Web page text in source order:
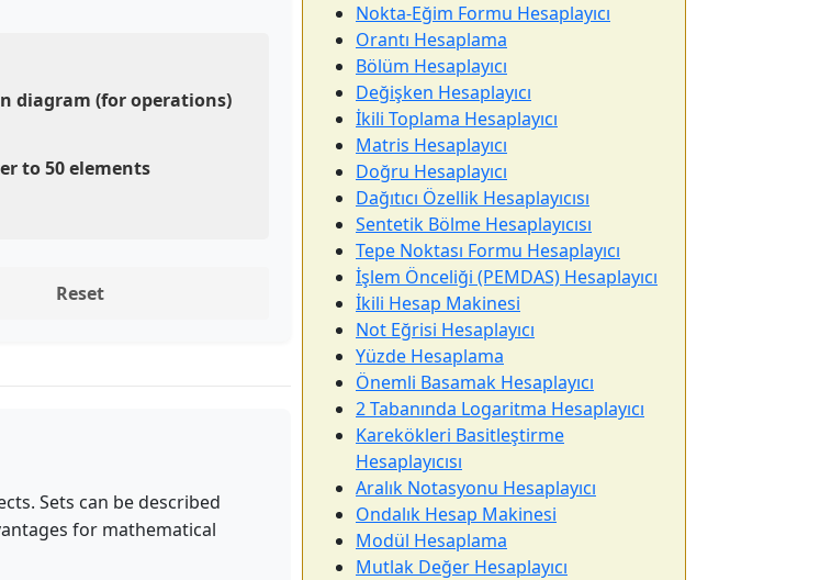
diagram (for operations)
to 50 elements
Reset
Sets can be described
for mathematical
Nokta-Eğim Formu Hesaplayıcı
Orantı Hesaplama
Bölüm Hesaplayıcı
Değişken Hesaplayıcı
İkili Toplama Hesaplayıcı
Matris Hesaplayıcı
Doğru Hesaplayıcı
Dağıtıcı Özellik Hesaplayıcısı
Sentetik Bölme Hesaplayıcısı
Tepe Noktası Formu Hesaplayıcı
İşlem Önceliği (PEMDAS) Hesaplayıcı
İkili Hesap Makinesi
Not Eğrisi Hesaplayıcı
Yüzde Hesaplama
Önemli Basamak Hesaplayıcı
2 Tabanında Logaritma Hesaplayıcı
Karekökleri Basitleştirme
Hesaplayıcısı
Aralık Notasyonu Hesaplayıcı
Ondalık Hesap Makinesi
Modül Hesaplama
Mutlak Değer Hesaplayıcı